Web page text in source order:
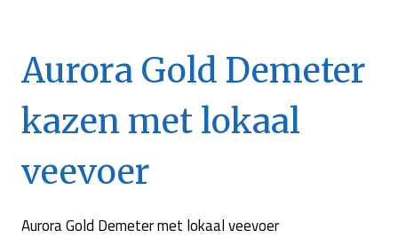
Aurora Gold Demeter
kazen met lokaal
veevoer
Aurora Gold Demeter met lokaal veevoer